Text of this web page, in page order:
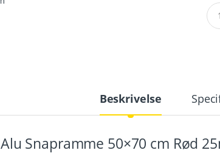
Beskrivelse
Alu Snapramme 50×70 cm Rød